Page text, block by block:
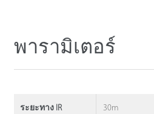
พารามิเตอร์
ระยะทาง IR 30m